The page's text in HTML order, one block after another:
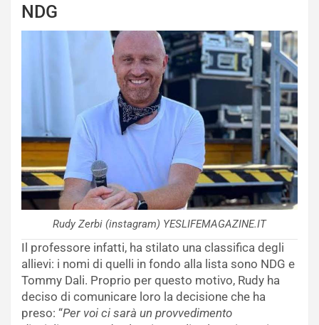
NDG
Rudy Zerbi (instagram) YESLIFEMAGAZINE.IT
Il professore infatti, ha stilato una classifica degli
allievi: i nomi di quelli in fondo alla lista sono NDG e
Tommy Dali. Proprio per questo motivo, Rudy ha
deciso di comunicare loro la decisione che ha
preso: “Per voi ci sarà un provvedimento